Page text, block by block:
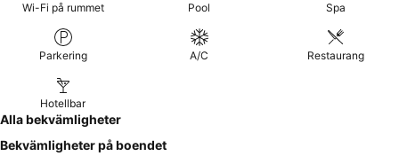
Wi-Fi på rummet Pool Spa
Parkering A/C Restaurang
Hotellbar
Alla bekvämligheter
Bekvämligheter på boendet